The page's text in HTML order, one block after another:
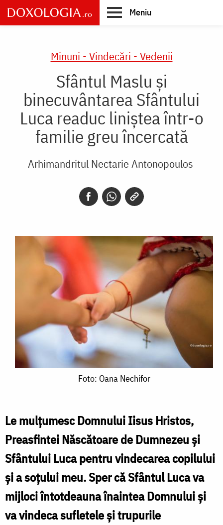
Skip
to
main
Meniu
Minuni - Vindecări - Vedenii
Sfântul Maslu şi
binecuvântarea Sfântului
Luca readuc liniștea într-o
familie greu încercată
Arhimandritul Nectarie Antonopoulos
Foto: Oana Nechifor
Le mulţumesc Domnului Iisus Hristos,
Preasfintei Născătoare de Dumnezeu şi
Sfântului Luca pentru vindecarea copilului
şi a soţului meu. Sper că Sfântul Luca va
mijloci întotdeauna înaintea Domnului şi
va vindeca sufletele şi trupurile